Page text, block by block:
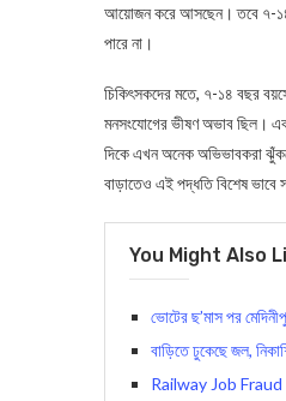
আয়োজন করে আসছেন। তবে ৭-১৪
পারে না।
চিকিৎসকদের মতে, ৭-১৪ বছর বয়সে
মনসংযোগের ভীষণ অভাব ছিল।
দিকে এখন অনেক অভিভাবকরা
বাড়াতেও এই পদ্ধতি বিশেষ ভাবে
You Might Also
ভোটের ছ’মাস পর
বাড়িতে ঢুকেছে জল,
Railway Job Fraud :